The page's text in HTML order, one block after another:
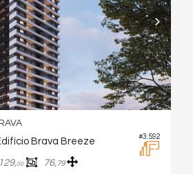
#3.592
Brava Breeze
129,00 76,79